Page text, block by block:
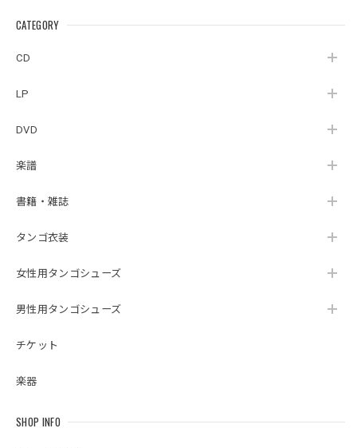
CATEGORY
CD
LP
DVD
楽譜
書籍・雑誌
タンゴ衣装
女性用タンゴシューズ
男性用タンゴシューズ
チケット
楽器
SHOP INFO